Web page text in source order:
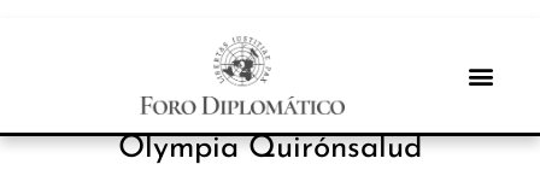
INBOX INTERNACIONAL
Olympia Quirónsalud